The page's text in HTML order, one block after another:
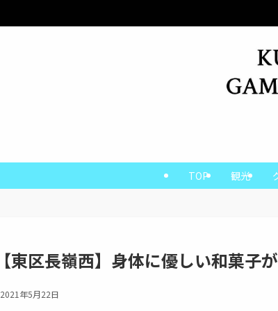
熊本の魅力をお届けしま
TOP 観光
【東区長嶺西】身体に優しい和菓子
2021年5月22日